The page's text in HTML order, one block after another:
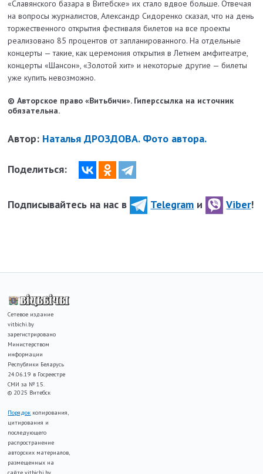
«Славянского базара в Витебске» их стало вдвое больше. Отвечая
на вопросы журналистов, Александр Сидоренко сказал, что на день
торжественного открытия фестиваля билетов на все проекты
реализовано 85 процентов от запланированного. На отдельные
концерты — такие, как церемония открытия в Летнем амфитеатре,
концерты «Шансон», «Золотой хит» и некоторые другие — билеты
уже купить невозможно.
© Авторское право «Витьбичи». Гиперссылка на источник
обязательна.
Автор: Наталья ДРОЗДОВА. Фото автора.
Поделиться:
Подписывайтесь на нас в Telegram и Viber!
Сетевое издание
vitbichi.by
зарегистрировано
Министерством
информации
Республики Беларусь
24.06.19 в Госреестре
СМИ за № 15.
© 2025 Витебск
Порядок копирования,
цитирования и
последующего
распространение
авторских материалов,
размещенных на